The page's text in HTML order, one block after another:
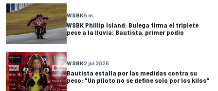
WSBK5 m
WSBK Phillip Island: Bulega firma el triplete
pese a la lluvia; Bautista, primer podio
WSBK2 jul 2025
Bautista estalla por las medidas contra su
peso: "Un piloto no se define solo por los kilos"